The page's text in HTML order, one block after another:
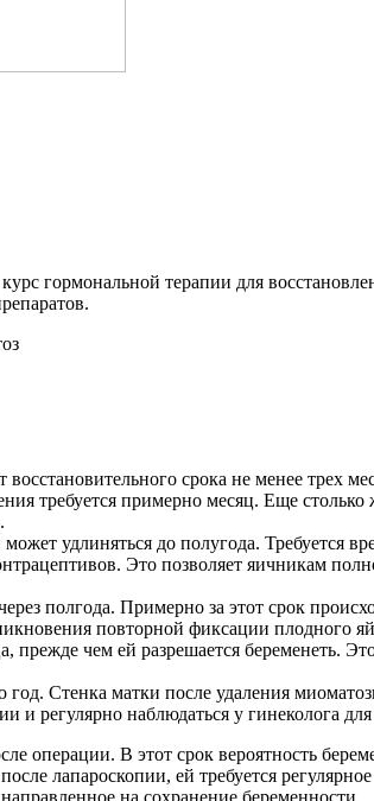
гормональной терапии для
срока не менее трех
требуется примерно месяц. Еще столько
удлиняться до полугода. Требуется
Это позволяет яичникам
полгода. Примерно за этот срок
повторной фиксации плодного
чем ей разрешается беременеть.
Стенка матки после удаления
регулярно наблюдаться у гинеколога
операции. В этот срок вероятность
лапароскопии, ей требуется
на сохранение беременности.